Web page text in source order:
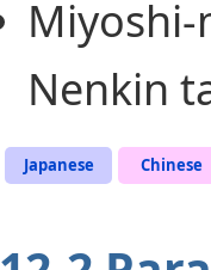
Miyoshi-
Nenkin
Japanese Chinese